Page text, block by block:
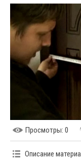
Просмотры: 0
Описание